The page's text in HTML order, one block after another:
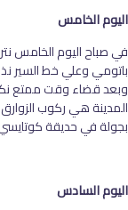
اليوم الخامس
في صباح اليوم الخامس
باتومي وعلي خط السير
وبعد قضاء وقت ممتع
المدينة هي ركوب
بجولة في حديقة
اليوم السادس